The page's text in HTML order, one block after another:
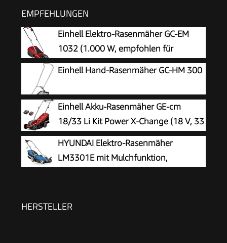
EMPFEHLUNGEN
Einhell Elektro-Rasenmäher GC-EM
1032 (1.000 W, empfohlen für
Rasenflächen bis 300 m², 3-stufige
Einzelrad-Schnitthöhenverstellung, klappbarer
Führungsholm, 30 l-Grasfangbox)
Einhell Hand-Rasenmäher GC-HM 300
Einhell Akku-Rasenmäher GE-cm
18/33 Li Kit Power X-Change (18 V, 33
cm Schnittbreite, bis 200 m²,
Brushless, 30L Fangkorb, 25-65 mm
Schnitthöhe, inkl. 4,0 Ah Akku + Ladegerät)
HYUNDAI Elektro-Rasenmäher
LM3301E mit Mulchfunktion,
Höhenverstellung)
HERSTELLER